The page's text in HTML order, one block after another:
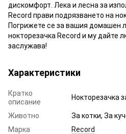
дискомфорт. Лека и лесна за
Record прави подрязването на
Погрижете се за вашия домашен
нокторезачка Record и му дайте
заслужава!
Характеристики
Кратко
описание
Нокторезачка
Животно
За котки, За
Марка
Record